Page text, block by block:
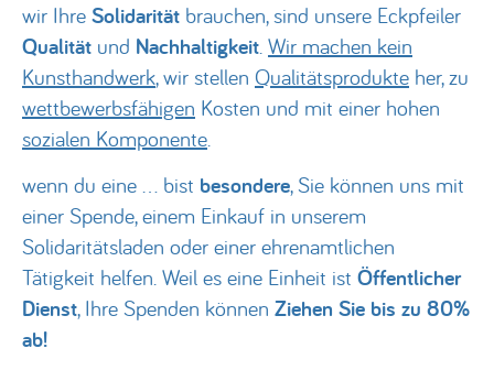
wir Ihre Solidarität brauchen, sind unsere Eckpfeiler
Qualität und Nachhaltigkeit. Wir machen kein
Kunsthandwerk, wir stellen Qualitätsprodukte her, zu
wettbewerbsfähigen Kosten und mit einer hohen
sozialen Komponente.
wenn du eine ... bist besondere, Sie können uns mit
einer Spende, einem Einkauf in unserem
Solidaritätsladen oder einer ehrenamtlichen
Tätigkeit helfen. Weil es eine Einheit ist Öffentlicher
Dienst, Ihre Spenden können Ziehen Sie bis zu 80%
ab!